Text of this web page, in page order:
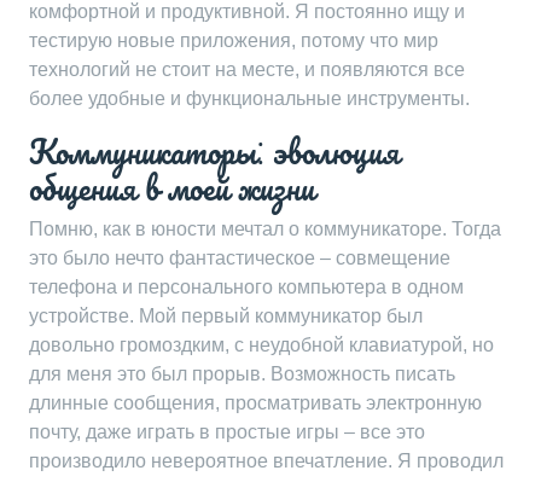
комфортной и продуктивной. Я постоянно ищу и
тестирую новые приложения, потому что мир
технологий не стоит на месте, и появляются все
более удобные и функциональные инструменты.
Коммуникаторы⁚ эволюция
общения в моей жизни
Помню, как в юности мечтал о коммуникаторе. Тогда
это было нечто фантастическое – совмещение
телефона и персонального компьютера в одном
устройстве. Мой первый коммуникатор был
довольно громоздким, с неудобной клавиатурой, но
для меня это был прорыв. Возможность писать
длинные сообщения, просматривать электронную
почту, даже играть в простые игры – все это
производило невероятное впечатление. Я проводил